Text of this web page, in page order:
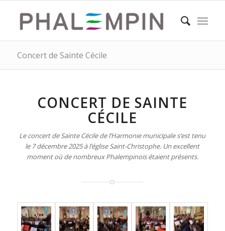
Concert de Sainte Cécile
CONCERT DE SAINTE
CÉCILE
Le concert de Sainte Cécile de l’Harmonie municipale s’est tenu
le 7 décembre 2025 à l’église Saint-Christophe. Un excellent
moment où de nombreux Phalempinois étaient présents.